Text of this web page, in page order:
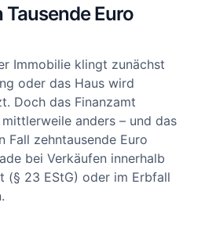
Euro
Immobilie klingt zunächst
oder das Haus wird
Doch das Finanzamt
anders – und das
Fall zehntausende Euro
bei Verkäufen innerhalb
(§ 23 EStG) oder im Erbfall